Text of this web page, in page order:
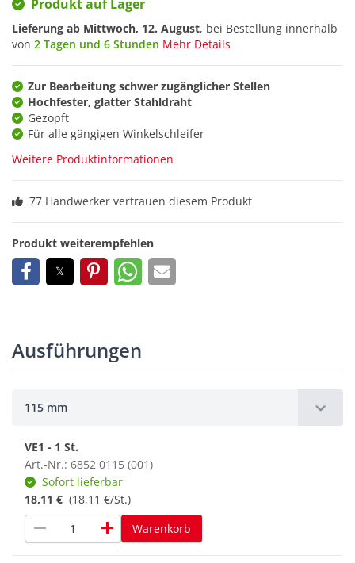
Produkt auf Lager
Lieferung ab Mittwoch, 12. August, bei Bestellung innerhalb
von 2 Tagen und 6 Stunden Mehr Details
Zur Bearbeitung schwer zugänglicher Stellen
Hochfester, glatter Stahldraht
Gezopft
Für alle gängigen Winkelschleifer
Weitere Produktinformationen
77 Handwerker vertrauen diesem Produkt
Produkt weiterempfehlen
Ausführungen
115 mm
VE1 - 1 St.
Art.-Nr.: 6852 0115 (001)
Sofort lieferbar
18,11 € (18,11 €/St.)
remove add Warenkorb